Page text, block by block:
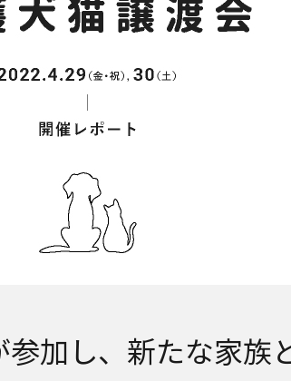
加し、新たな家族